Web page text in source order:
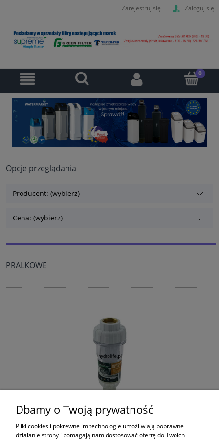
Zarejestruj się Zaloguj się
Opcje przeglądania
Producent: (wybierz)
Cena: (wybierz)
PRALKOWE
HW34SETW filtr zmiękczający do pralek i zmywarek
Dbamy o Twoją prywatność
Pliki cookies i pokrewne im technologie umożliwiają poprawne
działanie strony i pomagają nam dostosować ofertę do Twoich